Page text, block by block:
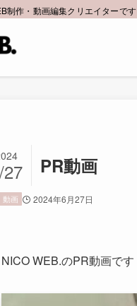
制作・動画編集クリエイターです
PR動画
動画 2024年6月27日
NICO WEB.のPR動画です